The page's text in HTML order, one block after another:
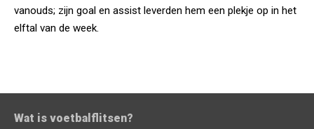
vanouds; zijn goal en assist leverden hem een plekje op in het
elftal van de week.
Wat is voetbalflitsen?